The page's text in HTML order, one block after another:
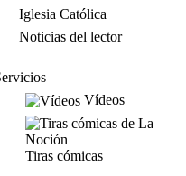
Iglesia Católica
Noticias del lector
Vídeos
Tiras cómicas